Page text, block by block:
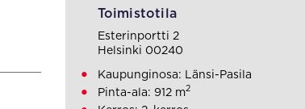
Toimistotila
Esterinportti 2
Helsinki 00240
Kaupunginosa: Länsi-Pasila
Pinta-ala: 912 m2